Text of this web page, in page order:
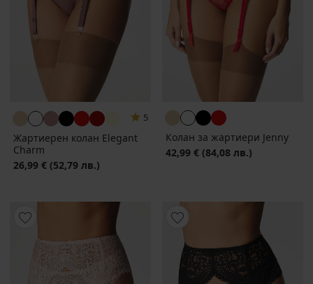
5
Жартиерен колан Elegant
Charm
26,99 € (52,79 лв.)
Колан за жартиери Jenny
42,99 € (84,08 лв.)